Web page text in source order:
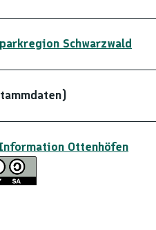
Schwarzwald
Ottenhöfen